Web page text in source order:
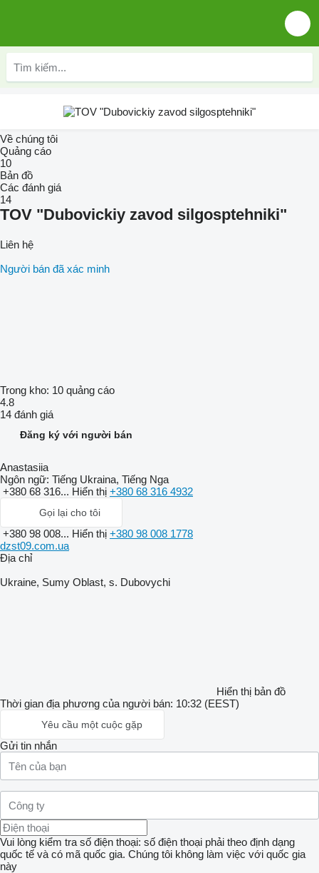
Về chúng tôi
Quảng cáo
10
Bản đồ
Các đánh giá
14
TOV "Dubovickiy zavod silgosptehniki"
Liên hệ
Người bán đã xác minh
Trong kho: 10 quảng cáo
4.8
14 đánh giá
Đăng ký với người bán
Anastasiia
Ngôn ngữ: Tiếng Ukraina, Tiếng Nga
+380 68 316... Hiển thị +380 68 316 4932
Gọi lại cho tôi
+380 98 008... Hiển thị +380 98 008 1778
dzst09.com.ua
Địa chỉ
Ukraine, Sumy Oblast, s. Dubovychi
Hiển thị bản đồ
Thời gian địa phương của người bán: 10:32 (EEST)
Yêu cầu một cuộc gặp
Gửi tin nhắn
Vui lòng kiểm tra số điện thoại: số điện thoại phải theo định dạng
quốc tế và có mã quốc gia. Chúng tôi không làm việc với quốc gia
này